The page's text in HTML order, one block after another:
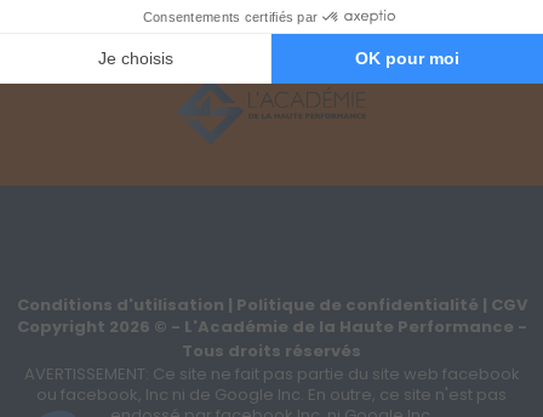
3 - Votre commande
Conditions d'utilisation | Politique de confidentialité | CGV
Copyright 2026 © - L'Académie de la Haute Performance -
Tous droits réservés
AVERTISSEMENT: Ce site ne fait pas partie du site web facebook
ou facebook, Inc ni de Google Inc. En outre, ce site n'est pas